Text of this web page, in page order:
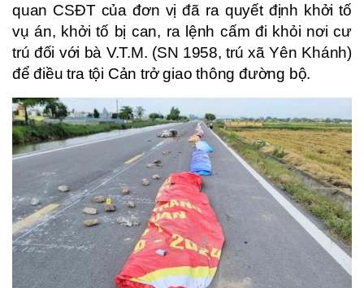
quan CSĐT của đơn vị đã ra quyết định khởi tố
vụ án, khởi tố bị can, ra lệnh cấm đi khỏi nơi cư
trú đối với bà V.T.M. (SN 1958, trú xã Yên Khánh)
để điều tra tội Cản trở giao thông đường bộ.